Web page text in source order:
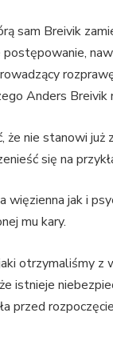
sam Breivik
Anders Breivik
że nie stanowi
się na
więzienna jak i
mu kary.
otrzymaliśmy z
istnieje
przed